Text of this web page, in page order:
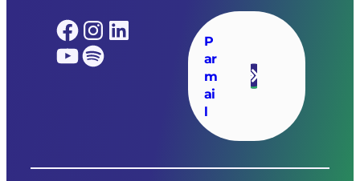
Facebook Instagram LinkedIn
YouTube
Spotify
P
ar
m
ai
l